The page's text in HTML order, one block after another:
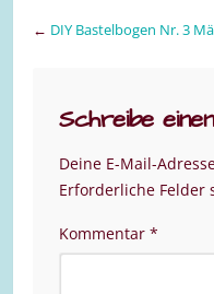
← DIY Bastelbogen Nr. 3
Schreibe
Deine E-Mail-
Erforderliche Felder
Kommentar *